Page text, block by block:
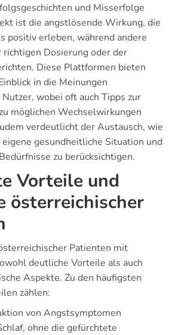
und Misserfolge
ist die angstlösende Wirkung, die
positiv erleben, während andere
Dosierung oder der
Diese Plattformen bieten
in die Meinungen
wobei oft auch Tipps zur
möglichen Wechselwirkungen
verdeutlicht der Austausch, wie
gesundheitliche Situation und
zu berücksichtigen.
Vorteile und
österreichischer
Patienten mit
deutliche Vorteile als auch
Aspekte. Zu den häufigsten
zählen:
von Angstsymptomen
ohne die gefürchtete